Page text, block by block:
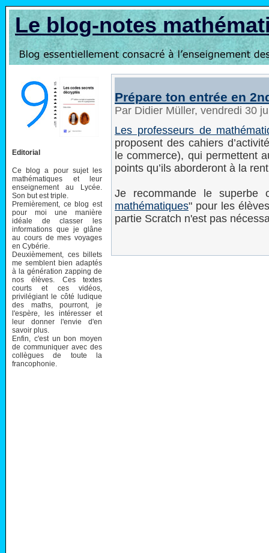
Le blog-notes
Editorial
Ce blog a pour sujet les
mathématiques et leur
enseignement au Lycée.
Son but est triple.
Premièrement, ce blog est
pour moi une manière
idéale de classer les
informations que je glâne
au cours de mes voyages
en Cybérie.
Deuxièmement, ces billets
me semblent bien adaptés
à la génération zapping de
nos élèves. Ces textes
courts et ces vidéos,
privilégiant le côté ludique
des maths, pourront, je
l'espère, les intéresser et
leur donner l'envie d'en
savoir plus.
Enfin, c'est un bon moyen
de communiquer avec des
collègues de toute la
francophonie.
Prépare ton entrée en
Par Didier Müller, vendredi 30
Les professeurs de
proposent des cahiers
le commerce), qui permettent
points qu’ils aborderont à la
Je recommande le superbe
mathématiques" pour les
partie Scratch n'est pas